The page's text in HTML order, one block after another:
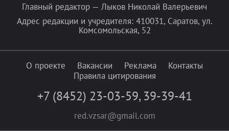
Главный редактор — Лыков Николай Валерьевич
Адрес редакции и учредителя: 410031, Саратов, ул.
Комсомольская, 52
О проекте Вакансии Реклама
Контакты
Правила цитирования
+7 (8452) 23-03-59, 39-39-41
red.vzsar@gmail.com